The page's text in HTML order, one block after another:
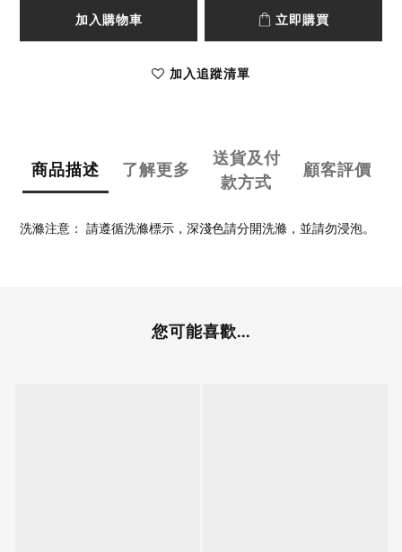
加入購物車 立即購買
加入追蹤清單
商品描述 了解更多
送貨及付
款方式
顧客評價
洗滌注意： 請遵循洗滌標示，深淺色請分開洗滌，並請勿浸泡。
您可能喜歡...